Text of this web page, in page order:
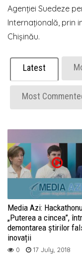
Agenției Suedeze
Internațională, prin
Chișinău.
Latest
Most
Media Azi:
„Puterea a cincea”,
demontarea știrilor
inovații
0 17 July, 2018